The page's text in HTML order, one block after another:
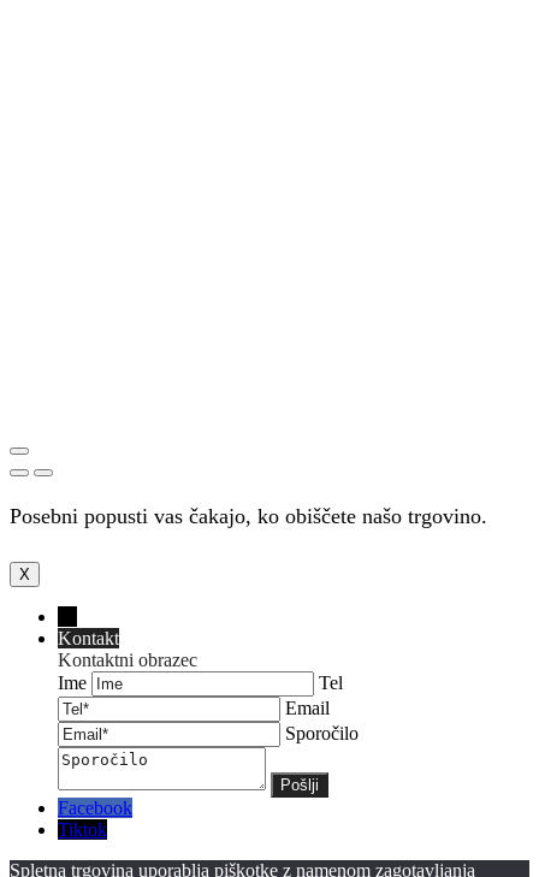
Posebni popusti vas čakajo, ko obiščete našo trgovino.
X
Kontakt
Kontaktni obrazec
Ime
Tel
Email
Sporočilo
Facebook
Tiktok
Spletna trgovina uporablja piškotke z namenom zagotavljanja